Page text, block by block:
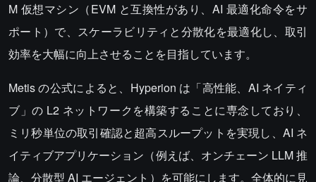
M 仮想マシン（EVM と互換性があり、AI 最適化命令をサ
ポート）で、スケーラビリティと分散化を最適化し、取引
効率を大幅に向上させることを目指しています。
Metis の公式によると、Hyperion は「高性能、AI ネイティ
ブ」の L2 ネットワークを構築することに専念しており、
ミリ秒単位の取引確認と超高スループットを実現し、AI ネ
イティブアプリケーション（例えば、オンチェーン LLM 推
論、分散型 AI エージェント）を可能にします。全体的に見